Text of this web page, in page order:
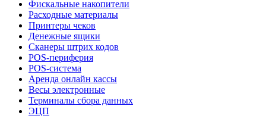
Фискальные накопители
Расходные материалы
Принтеры чеков
Денежные ящики
Сканеры штрих кодов
POS-периферия
POS-система
Аренда онлайн кассы
Весы электронные
Терминалы сбора данных
ЭЦП